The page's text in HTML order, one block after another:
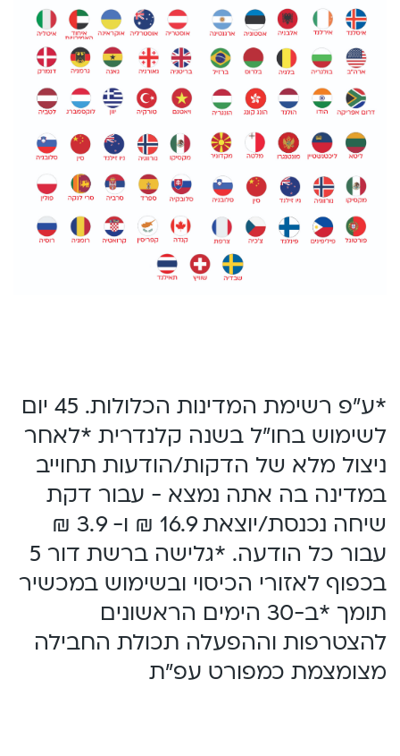
English
*ע"פ רשימת המדינות הכלולות. 45 יום
לשימוש בחו"ל בשנה קלנדרית *לאחר
ניצול מלא של הדקות/הודעות תחוייב
במדינה בה אתה נמצא - עבור דקת
שיחה נכנסת/יוצאת 16.9 ₪ ו- 3.9 ₪
עבור כל הודעה. *גלישה ברשת דור 5
בכפוף לאזורי הכיסוי ובשימוש במכשיר
תומך *ב-30 הימים הראשונים
להצטרפות וההפעלה תכולת החבילה
מצומצמת כמפורט עפ"ת